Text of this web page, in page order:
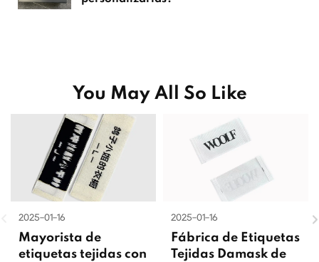
You May All So Like
2025-01-16
Mayorista de
etiquetas tejidas con
2025-01-16
Fábrica de Etiquetas
Tejidas Damask de